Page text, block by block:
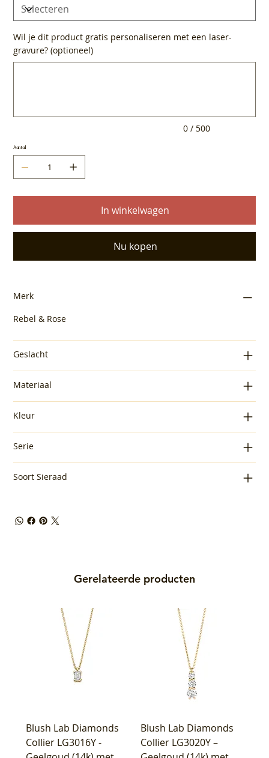
Wil je dit product gratis personaliseren met een laser-
gravure? (optioneel)
0 / 500
Aantal
In winkelwagen
Nu kopen
Merk
Rebel & Rose
Geslacht
Materiaal
Kleur
Serie
Soort Sieraad
Gerelateerde producten
Blush Lab Diamonds
Collier LG3016Y -
Blush Lab Diamonds
Collier LG3020Y –